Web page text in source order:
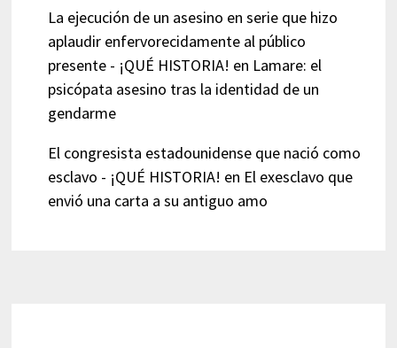
La ejecución de un asesino en serie que hizo
aplaudir enfervorecidamente al público
presente - ¡QUÉ HISTORIA! en Lamare: el
psicópata asesino tras la identidad de un
gendarme
El congresista estadounidense que nació como
esclavo - ¡QUÉ HISTORIA! en El exesclavo que
envió una carta a su antiguo amo